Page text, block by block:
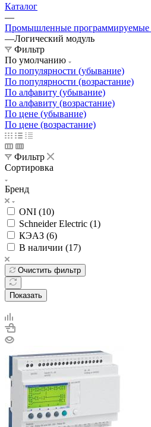
Каталог
—
Промышленные программируемые
—Логический модуль
Фильтр
По умолчанию
По популярности (убывание)
По популярности (возрастание)
По алфавиту (убывание)
По алфавиту (возрастание)
По цене (убывание)
По цене (возрастание)
Фильтр
Сортировка
Бренд
ONI (10)
Schneider Electric (1)
КЭАЗ (6)
В наличии (17)
Очистить фильтр
Показать